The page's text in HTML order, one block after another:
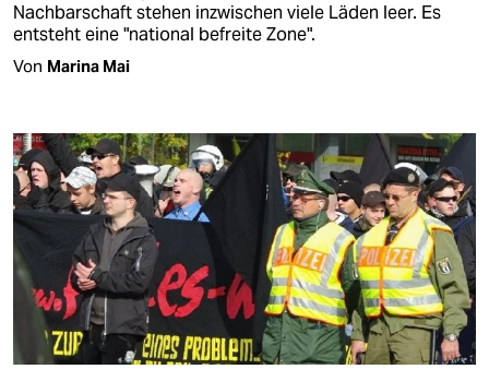
Nachbarschaft stehen inzwischen viele Läden leer. Es
entsteht eine "national befreite Zone".
Von Marina Mai